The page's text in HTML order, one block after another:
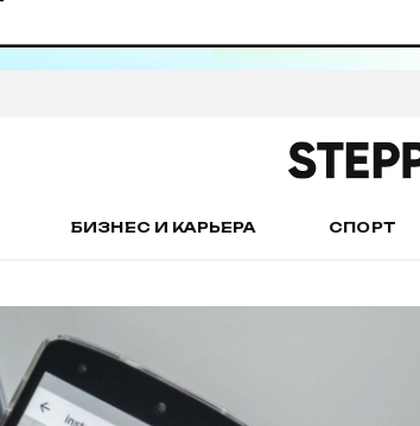
БИЗНЕС И КАРЬЕРА СПОРТ